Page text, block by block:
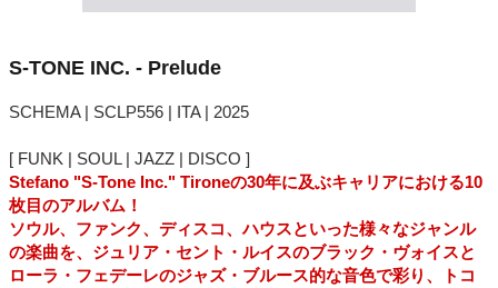
S-TONE INC. - Prelude
SCHEMA | SCLP556 | ITA | 2025
[ FUNK | SOUL | JAZZ | DISCO ]
Stefano "S-Tone Inc." Tironeの30年に及ぶキャリアにおける10
枚目のアルバム！
ソウル、ファンク、ディスコ、ハウスといった様々なジャンル
の楽曲を、ジュリア・セント・ルイスのブラック・ヴォイスと
ローラ・フェデーレのジャズ・ブルース的な音色で彩り、トコ